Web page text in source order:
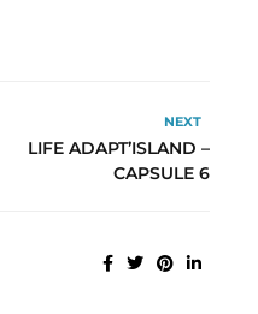
NEXT
LIFE ADAPT’ISLAND –
CAPSULE 6